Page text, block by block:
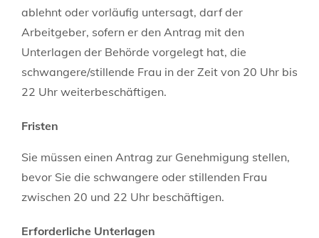
ablehnt oder vorläufig untersagt, darf der
Arbeitgeber, sofern er den Antrag mit den
Unterlagen der Behörde vorgelegt hat, die
schwangere/stillende Frau in der Zeit von 20 Uhr bis
22 Uhr weiterbeschäftigen.
Fristen
Sie müssen einen Antrag zur Genehmigung stellen,
bevor Sie die schwangere oder stillenden Frau
zwischen 20 und 22 Uhr beschäftigen.
Erforderliche Unterlagen